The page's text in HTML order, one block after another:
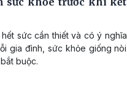
sức cần thiết và có ý nghĩa
gia đình, sức khỏe giống nòi
buộc.